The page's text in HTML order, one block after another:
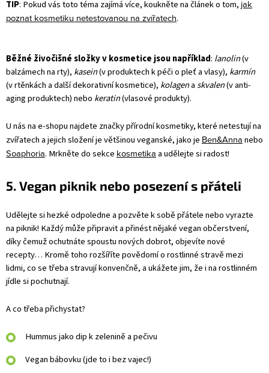
TIP: Pokud vás toto téma zajímá více, koukněte na článek o tom, jak
poznat kosmetiku netestovanou na zvířatech.
Běžné živočišné složky v kosmetice jsou například: lanolin(v
balzámech na rty), kasein(v produktech k péči o pleť a vlasy), karmín
(v rtěnkách a další dekorativní kosmetice), kolagenaskvalen(v anti-
aging produktech) nebo keratin(vlasové produkty).
U nás na e-shopu najdete značky přírodní kosmetiky, které netestují na
zvířatech a jejich složení je většinou veganské, jako je Ben&Annanebo
Soaphoria. Mrkněte do sekce kosmetikaa udělejte si radost!
5. Vegan piknik nebo posezení s přáteli
Udělejte si hezké odpoledne a pozvěte k sobě přátele nebo vyrazte
na piknik! Každý může připravit a přinést nějaké vegan občerstvení,
díky čemuž ochutnáte spoustu nových dobrot, objevíte nové
recepty… Kromě toho rozšíříte povědomí o rostlinné stravě mezi
lidmi, co se třeba stravují konvenčně, a ukážete jim, že i na rostlinném
jídle si pochutnají.
A co třeba přichystat?
Hummus jako dip k zelenině a pečivu
Vegan bábovku (jde to i bez vajec!)